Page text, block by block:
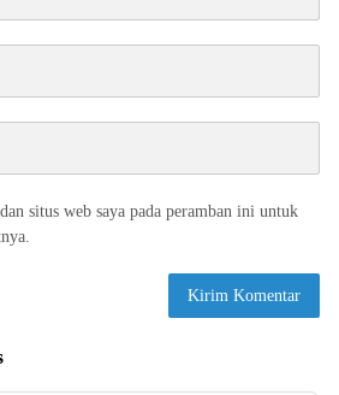
situs web saya pada peramban ini untuk